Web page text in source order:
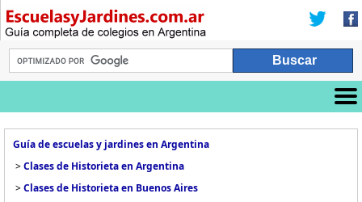
Guía de escuelas y jardines en Argentina
>Clases de Historieta en Argentina
>Clases de Historieta en Buenos Aires